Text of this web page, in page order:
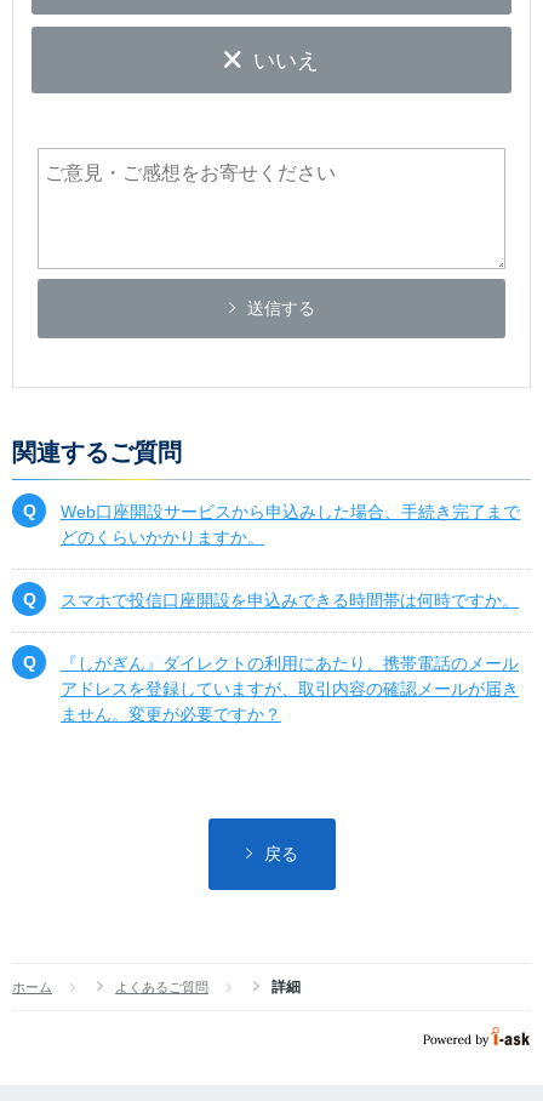
いいえ
送信する
関連するご質問
Web口座開設サービスから申込みした場合、手続き完了まで
どのくらいかかりますか。
スマホで投信口座開設を申込みできる時間帯は何時ですか。
『しがぎん』ダイレクトの利用にあたり、携帯電話のメール
アドレスを登録していますが、取引内容の確認メールが届き
ません。変更が必要ですか？
戻る
ホーム よくあるご質問 詳細